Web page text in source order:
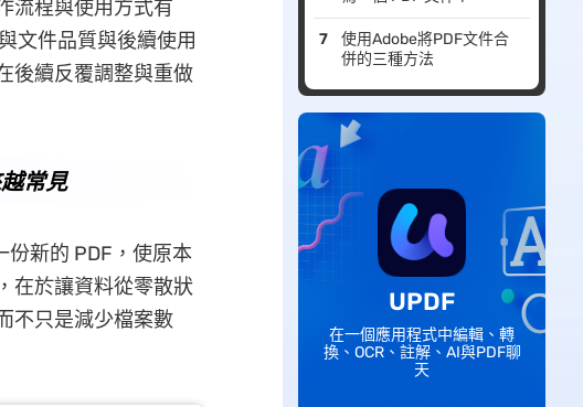
流程與使用方式有
文件品質與後續使用
後續反覆調整與重做
常見
份新的 PDF，使原本
在於讓資料從零散狀
不只是減少檔案數
使用Adobe將PDF文件合
併的三種方法
UPDF
在一個應用程式中編輯、轉
換、OCR、註解、AI與PDF聊
天